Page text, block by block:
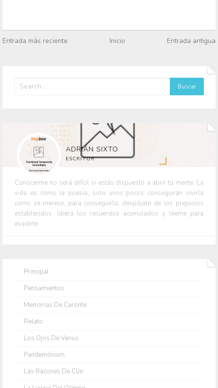
Entrada más reciente Inicio Entrada antigua
ADRIÁN SIXTO
ESCRITOR
Conocerme no será difícil si estás dispuesto a abrir tu mente. La
vida es como la poesía, solo unos pocos conseguirán vivirla
como se merece; para conseguirlo, despójate de los prejuicios
establecidos, libera los recuerdos acumulados y léeme para
evadirte.
Principal
Pensamientos
Memorias De Caronte
Relato
Los Ojos De Venus
Pandemónium
Las Razones De Clío